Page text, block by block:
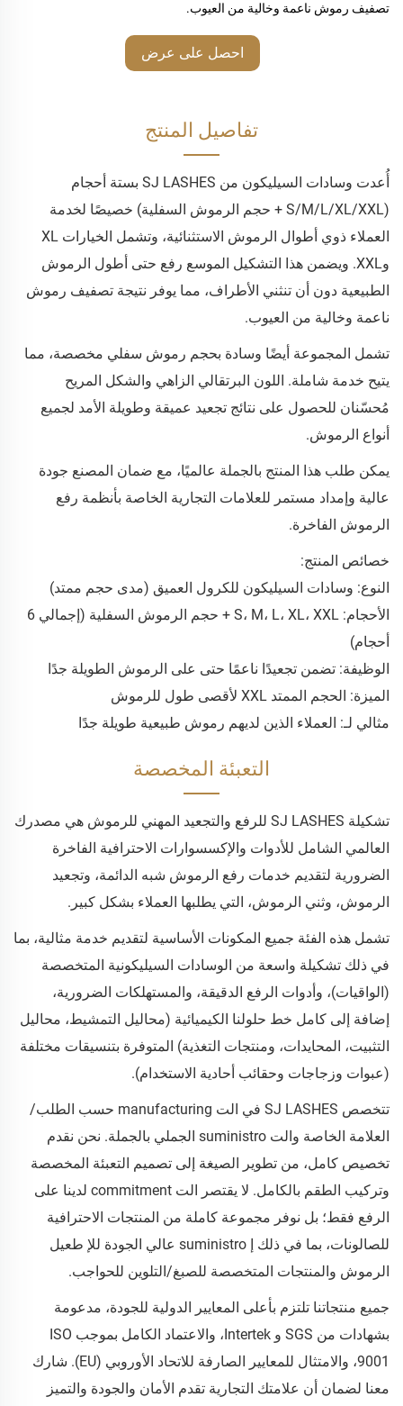
تصفيف رموش ناعمة وخالية من العيوب.
احصل على عرض
تفاصيل المنتج
أُعدت وسادات السيليكون من SJ LASHES بستة أحجام
(S/M/L/XL/XXL + حجم الرموش السفلية) خصيصًا لخدمة
العملاء ذوي أطوال الرموش الاستثنائية، وتشمل الخيارات XL
وXXL. ويضمن هذا التشكيل الموسع رفع حتى أطول الرموش
الطبيعية دون أن تنثني الأطراف، مما يوفر نتيجة تصفيف رموش
ناعمة وخالية من العيوب.
تشمل المجموعة أيضًا وسادة بحجم رموش سفلي مخصصة، مما
يتيح خدمة شاملة. اللون البرتقالي الزاهي والشكل المريح
مُحسّنان للحصول على نتائج تجعيد عميقة وطويلة الأمد لجميع
أنواع الرموش.
يمكن طلب هذا المنتج بالجملة عالميًا، مع ضمان المصنع جودة
عالية وإمداد مستمر للعلامات التجارية الخاصة بأنظمة رفع
الرموش الفاخرة.
خصائص المنتج:
النوع: وسادات السيليكون للكرول العميق (مدى حجم ممتد)
الأحجام: S، M، L، XL، XXL + حجم الرموش السفلية (إجمالي 6
أحجام)
الوظيفة: تضمن تجعيدًا ناعمًا حتى على الرموش الطويلة جدًا
الميزة: الحجم الممتد XXL لأقصى طول للرموش
مثالي لـ: العملاء الذين لديهم رموش طبيعية طويلة جدًا
التعبئة المخصصة
تشكيلة SJ LASHES للرفع والتجعيد المهني للرموش هي مصدرك
العالمي الشامل للأدوات والإكسسوارات الاحترافية الفاخرة
الضرورية لتقديم خدمات رفع الرموش شبه الدائمة، وتجعيد
الرموش، وثني الرموش، التي يطلبها العملاء بشكل كبير.
تشمل هذه الفئة جميع المكونات الأساسية لتقديم خدمة مثالية، بما
في ذلك تشكيلة واسعة من الوسادات السيليكونية المتخصصة
(الواقيات)، وأدوات الرفع الدقيقة، والمستهلكات الضرورية،
إضافة إلى كامل خط حلولنا الكيميائية (محاليل التمشيط، محاليل
التثبيت، المحايدات، ومنتجات التغذية) المتوفرة بتنسيقات مختلفة
(عبوات وزجاجات وحقائب أحادية الاستخدام).
تتخصص SJ LASHES في الت manufacturing حسب الطلب/
العلامة الخاصة والت suministro الجملي بالجملة. نحن نقدم
تخصيص كامل، من تطوير الصيغة إلى تصميم التعبئة المخصصة
وتركيب الطقم بالكامل. لا يقتصر الت commitment لدينا على
الرفع فقط؛ بل نوفر مجموعة كاملة من المنتجات الاحترافية
للصالونات، بما في ذلك إ suministro عالي الجودة للإ طعيل
الرموش والمنتجات المتخصصة للصبغ/التلوين للحواجب.
جميع منتجاتنا تلتزم بأعلى المعايير الدولية للجودة، مدعومة
بشهادات من SGS و Intertek، والاعتماد الكامل بموجب ISO
9001، والامتثال للمعايير الصارفة للاتحاد الأوروبي (EU). شارك
معنا لضمان أن علامتك التجارية تقدم الأمان والجودة والتميز